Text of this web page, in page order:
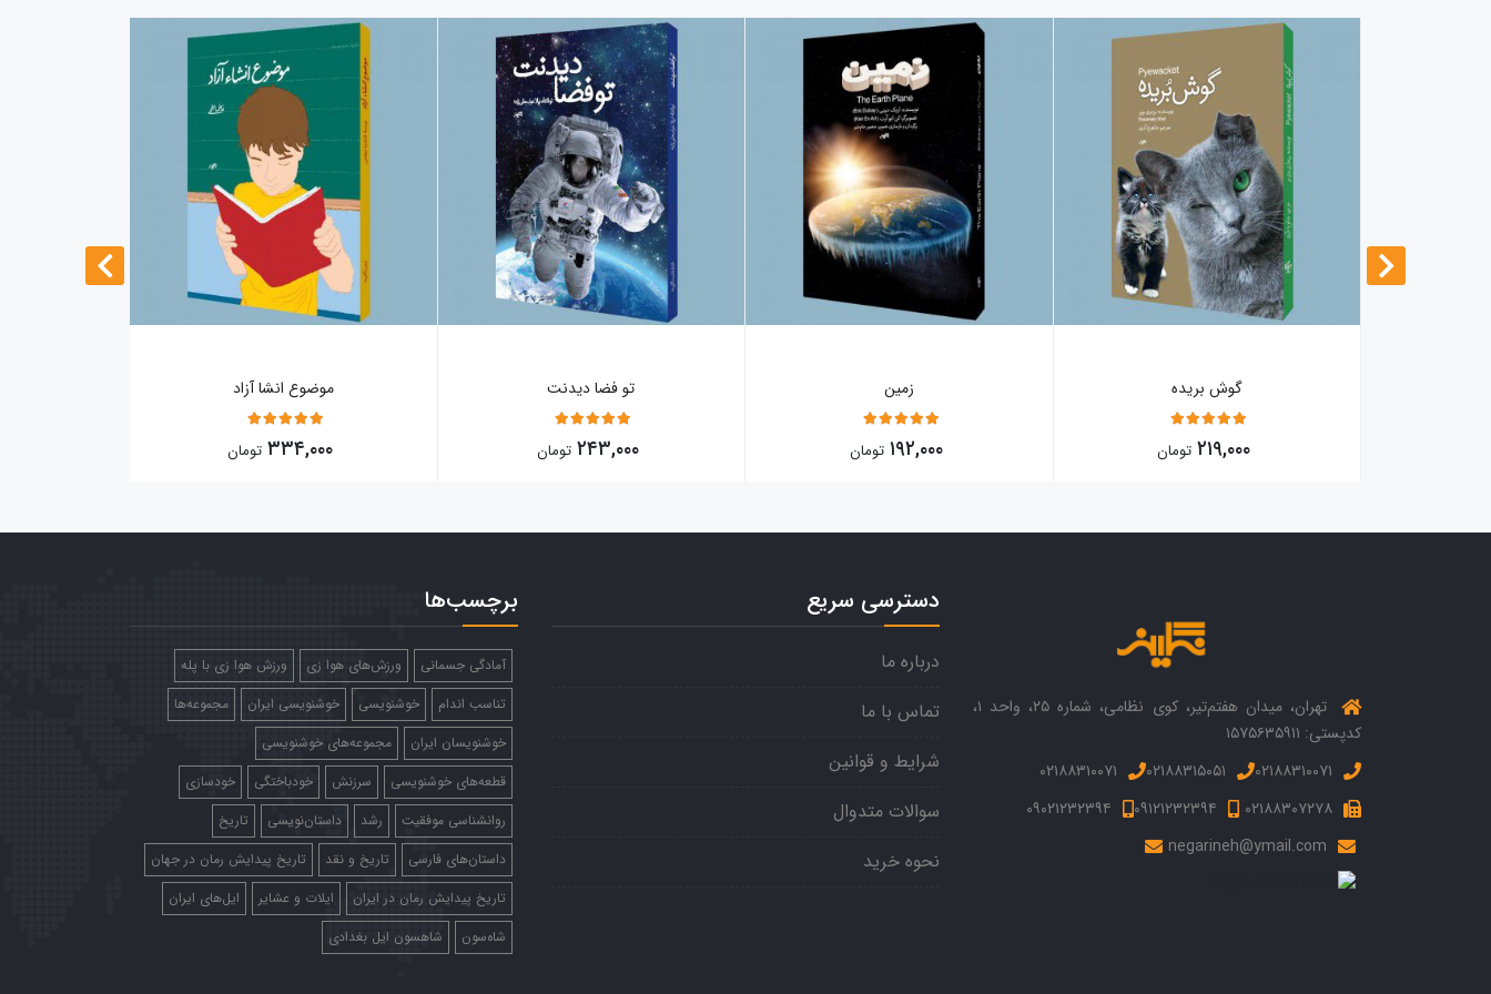
گوش بریده
5
۲۱۹,۰۰۰ تومان
زمین
5
۱۹۲,۰۰۰ تومان
تو فضا دیدنت
5
۲۴۳,۰۰۰ تومان
موضوع انشا آزاد
5
۳۳۴,۰۰۰ تومان
تهران، میدان هفتم‌‌تیر، کوی نظامی، شماره ۲۵، واحد ۱،
کدپستی: ۱۵۷۵۶۳۵۹۱۱
۰۲۱۸۸۳۱۰۰۷۱
۰۲۱۸۸۳۱۵۰۵۱
۰۲۱۸۸۳۱۰۰۷۱
۰۲۱۸۸۳۰۷۲۷۸
۰۹۱۲۱۲۳۲۳۹۴
۰۹۰۲۱۲۳۲۳۹۴
negarineh@ymail.com
دسترسی سریع
درباره ما
تماس با ما
شرایط و قوانین
سوالات متدوال
نحوه خرید
برچسب‌ها
آمادگی جسمانی ورزش‌های هوا زی
ورزش هوا زی با پله
تناسب اندام
خوشنویسی خوشنویسی ایران
مجموعه‌ها
خوشنویسان ایران
مجموعه‌های خوشنویسی
قطعه‌های خوشنویسی
سرزنش خودباختگی
خودسازی
روانشناسی موفقیت
رشد داستان‌نویسی
تاریخ
داستان‌های فارسی
تاریخ و نقد
تاریخ پیدایش رمان در جهان
تاریخ پیدایش رمان در ایران
ایلات و عشایر
ایل‌های ایران
شاه‌سون
شاهسون ایل بغدادی